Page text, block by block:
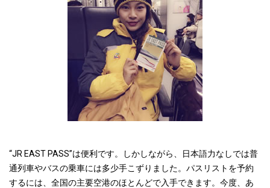
“JR EAST PASS”は便利です。しかしながら、日本語力なしでは普
通列車やバスの乗車には多少手こずりました。パスリストを予約
するには、全国の主要空港のほとんどで入手できます。 今度、あ